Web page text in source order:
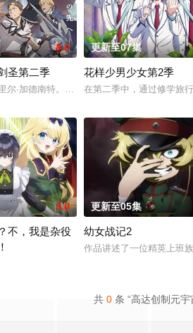
生平太郎和两个好友燕和广志展开，三人被
就背负着等级与既定使命。战士、格斗家
8.0
圣第二季
尔·加德南特。如今，他作为骑士团的特别
更新至07集
花样少男少女第2季
在第二季中，通过修学旅
清贫却幸福的生活。然而有一天，她深爱
9.0
不，我是杂役
更新至05集
幼女战记2
作品讲述了一位精英上班
共 0 条 “高达创制元宇